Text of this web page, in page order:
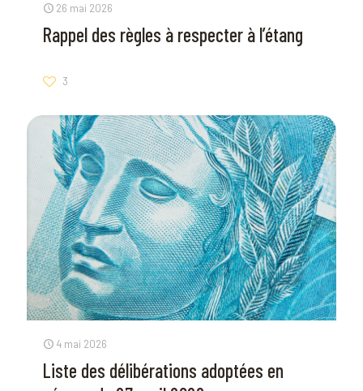
26 mai 2026
Rappel des règles à respecter à l’étang
3
4 mai 2026
Liste des délibérations adoptées en